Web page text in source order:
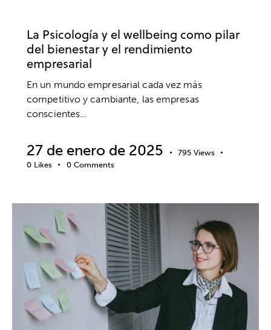
La Psicología y el wellbeing como pilar
del bienestar y el rendimiento
empresarial
En un mundo empresarial cada vez más
competitivo y cambiante, las empresas
conscientes…
27 de enero de 2025 795 Views
0 Likes 0 Comments